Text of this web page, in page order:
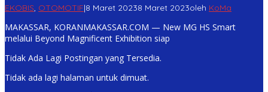
EKOBIS, OTOMOTIF|8 Maret 20238 Maret 2023oleh KoMa
MAKASSAR, KORANMAKASSAR.COM — New MG HS Smart
melalui Beyond Magnificent Exhibition siap
Tidak Ada Lagi Postingan yang Tersedia.
Tidak ada lagi halaman untuk dimuat.